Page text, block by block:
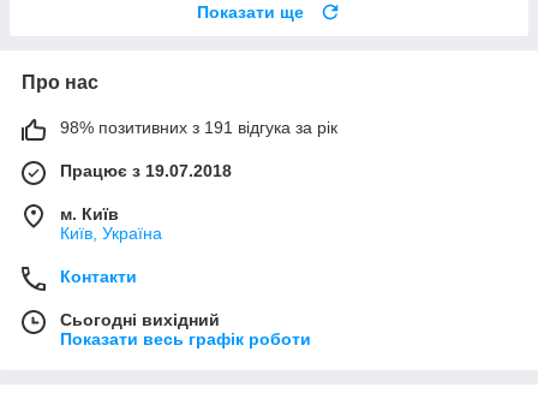
Показати ще
Про нас
98% позитивних з 191 відгука за рік
Працює з 19.07.2018
м. Київ
Київ, Україна
Контакти
Сьогодні вихідний
Показати весь графік роботи